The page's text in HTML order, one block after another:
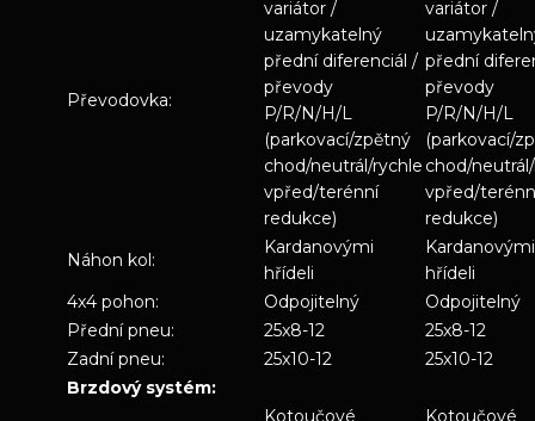
Převodovka:
variátor /
uzamykatelný
přední diferenciál /
převody
P/R/N/H/L
(parkovací/zpětný
chod/neutrál/rychle
vpřed/terénní
redukce)
variátor /
přední
převody
P/R/N/H/L
(parkovací/
chod/
vpřed/
redukce)
Náhon kol:
Kardanovými
hřídeli
Kardanovými
hřídeli
4x4 pohon:
Odpojitelný
Odpojitelný
Přední pneu:
25x8-12
25x8-12
Zadní pneu:
25x10-12
25x10-12
Brzdový systém:
Kotoučové Kotoučové